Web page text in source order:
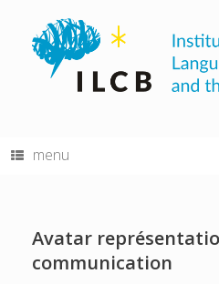
content
menu
Avatar
communication